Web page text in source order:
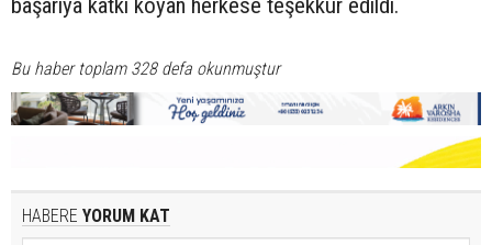
başarıya katkı koyan herkese teşekkür edildi.
Bu haber toplam 328 defa okunmuştur
HABERE YORUM KAT